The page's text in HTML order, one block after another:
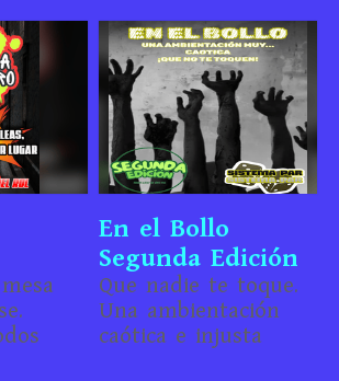
En el Bollo
Segunda Edición
Que nadie te toque.
Una ambientación
caótica e injusta